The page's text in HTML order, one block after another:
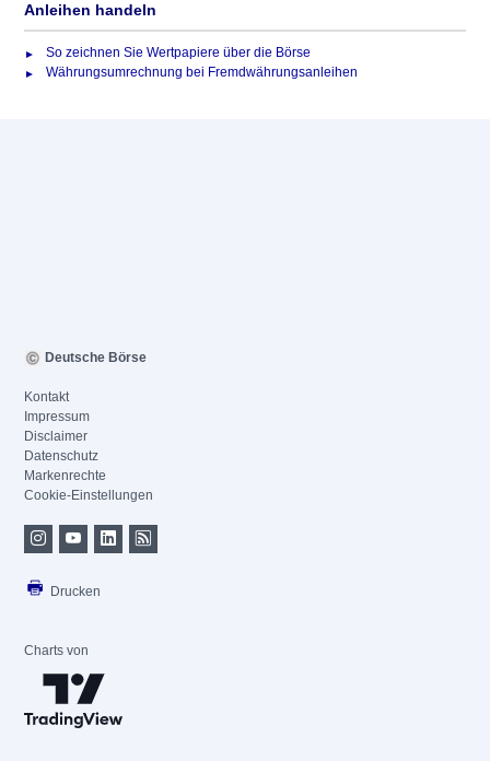
Anleihen handeln
So zeichnen Sie Wertpapiere über die Börse
Währungsumrechnung bei Fremdwährungsanleihen
Deutsche Börse
Kontakt
Impressum
Disclaimer
Datenschutz
Markenrechte
Cookie-Einstellungen
Drucken
Charts von